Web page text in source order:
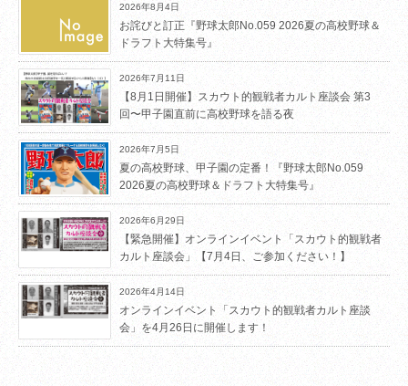
2026年8月4日
お詫びと訂正『野球太郎No.059 2026夏の高校野球＆
ドラフト大特集号』
2026年7月11日
【8月1日開催】スカウト的観戦者カルト座談会 第3
回〜甲子園直前に高校野球を語る夜
2026年7月5日
夏の高校野球、甲子園の定番！『野球太郎No.059
2026夏の高校野球＆ドラフト大特集号』
2026年6月29日
【緊急開催】オンラインイベント「スカウト的観戦者
カルト座談会」【7月4日、ご参加ください！】
2026年4月14日
オンラインイベント「スカウト的観戦者カルト座談
会」を4月26日に開催します！